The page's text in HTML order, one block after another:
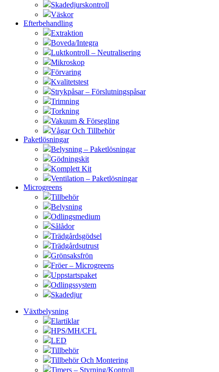
Skadedjurskontroll
Väskor
Efterbehandling
Extraktion
Boveda/Integra
Luktkontroll – Neutralisering
Mikroskop
Förvaring
Kvalitetstest
Strykpåsar – Förslutningspåsar
Trimning
Torkning
Vakuum & Försegling
Vågar Och Tillbehör
Paketlösningar
Belysning – Paketlösningar
Gödningskit
Komplett Kit
Ventilation – Paketlösningar
Microgreens
Tillbehör
Belysning
Odlingsmedium
Sålådor
Trädgårdsgödsel
Trädgårdsutrust
Grönsaksfrön
Fröer – Microgreens
Uppstartspaket
Odlingssystem
Skadedjur
Växtbelysning
Elartiklar
HPS/MH/CFL
LED
Tillbehör
Tillbehör Och Montering
Timers – Styrning/Kontroll